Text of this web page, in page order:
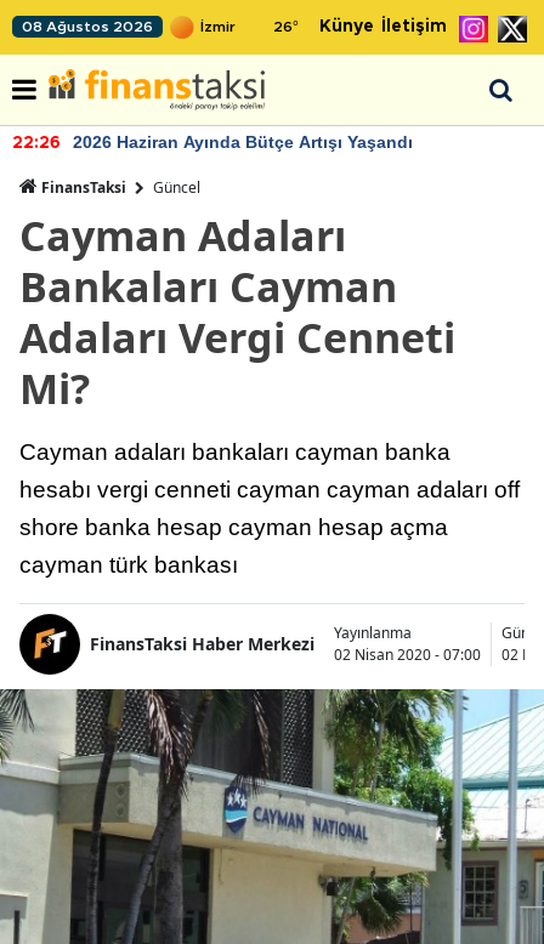
08 Ağustos 2026 26° Künye İletişim
22:24 TCMB'nin rezervlerinde artan momentum devam ediyor
FinansTaksi Güncel
Cayman Adaları
Bankaları Cayman
Adaları Vergi Cenneti
Mi?
Cayman adaları bankaları cayman banka
hesabı vergi cenneti cayman cayman adaları off
shore banka hesap cayman hesap açma
cayman türk bankası
FinansTaksi Haber Merkezi
Yayınlanma
02 Nisan 2020 - 07:00
02